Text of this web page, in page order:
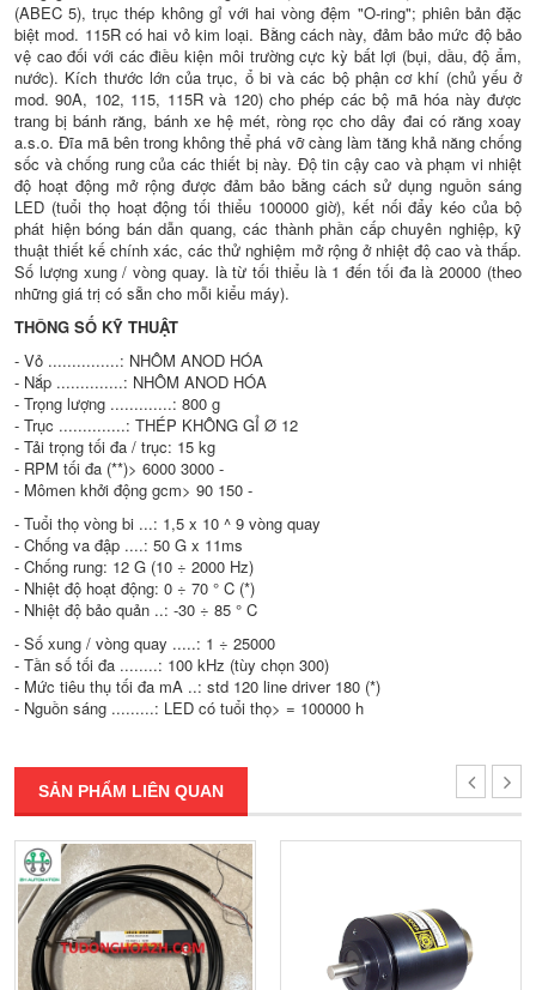
(ABEC 5), trục thép không gỉ với hai vòng đệm "O-ring"; phiên bản đặc
biệt mod. 115R có hai vỏ kim loại. Bằng cách này, đảm bảo mức độ bảo
vệ cao đối với các điều kiện môi trường cực kỳ bất lợi (bụi, dầu, độ ẩm,
nước). Kích thước lớn của trục, ổ bi và các bộ phận cơ khí (chủ yếu ở
mod. 90A, 102, 115, 115R và 120) cho phép các bộ mã hóa này được
trang bị bánh răng, bánh xe hệ mét, ròng rọc cho dây đai có răng xoay
a.s.o. Đĩa mã bên trong không thể phá vỡ càng làm tăng khả năng chống
sốc và chống rung của các thiết bị này. Độ tin cậy cao và phạm vi nhiệt
độ hoạt động mở rộng được đảm bảo bằng cách sử dụng nguồn sáng
LED (tuổi thọ hoạt động tối thiểu 100000 giờ), kết nối đẩy kéo của bộ
phát hiện bóng bán dẫn quang, các thành phần cấp chuyên nghiệp, kỹ
thuật thiết kế chính xác, các thử nghiệm mở rộng ở nhiệt độ cao và thấp.
Số lượng xung / vòng quay. là từ tối thiểu là 1 đến tối đa là 20000 (theo
những giá trị có sẵn cho mỗi kiểu máy).
THÔNG SỐ KỸ THUẬT
- Vỏ ...............: NHÔM ANOD HÓA
- Nắp ..............: NHÔM ANOD HÓA
- Trọng lượng .............: 800 g
- Trục ..............: THÉP KHÔNG GỈ Ø 12
- Tải trọng tối đa / trục: 15 kg
- RPM tối đa (**)> 6000 3000 -
- Mômen khởi động gcm> 90 150 -
- Tuổi thọ vòng bi ...: 1,5 x 10 ^ 9 vòng quay
- Chống va đập ....: 50 G x 11ms
- Chống rung: 12 G (10 ÷ 2000 Hz)
- Nhiệt độ hoạt động: 0 ÷ 70 ° C (*)
- Nhiệt độ bảo quản ..: -30 ÷ 85 ° C
- Số xung / vòng quay .....: 1 ÷ 25000
- Tần số tối đa ........: 100 kHz (tùy chọn 300)
- Mức tiêu thụ tối đa mA ..: std 120 line driver 180 (*)
- Nguồn sáng .........: LED có tuổi thọ> = 100000 h
SẢN PHẨM LIÊN QUAN